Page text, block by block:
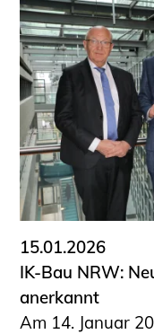
15.01.2026
IK-Bau NRW:
anerkannt
Am 14. Januar